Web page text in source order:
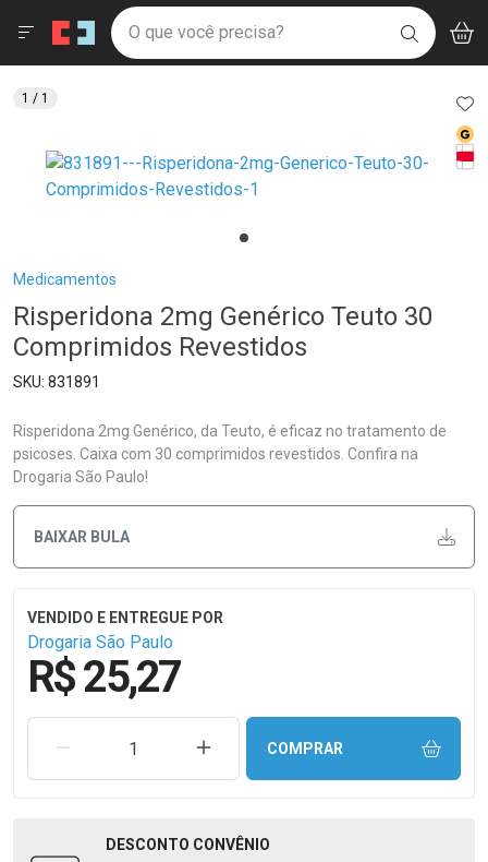
Drogaria São Paulo
Ir direto para a home
pela página
Ir direto para o conteúdo
Ir direto para a busca
Ir direto para a conta
Ir direto para a notificações
Ir direto para o carrinho
Ir direto para o menu
Faça a sua busca
O que você precisa? BUSCAR
Menu
Breadcrumb
Medicamentos
Risperidona 2mg Genérico Teuto 30
Comprimidos Revestidos
831891
Risperidona 2mg Genérico, da Teuto, é eficaz no tratamento de
psicoses. Caixa com 30 comprimidos revestidos. Confira na
Drogaria São Paulo!
BAIXAR BULA
Drogaria São Paulo
R$ 25,27
REMOVER UMA UNIDADEAUMENTAR UMA UNIDADE
COMPRAR
DESCONTO CONVÊNIO
1 / 1